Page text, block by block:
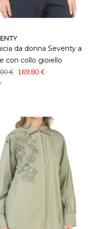
da donna Seventy a
con collo gioiello
€ 169,80 €